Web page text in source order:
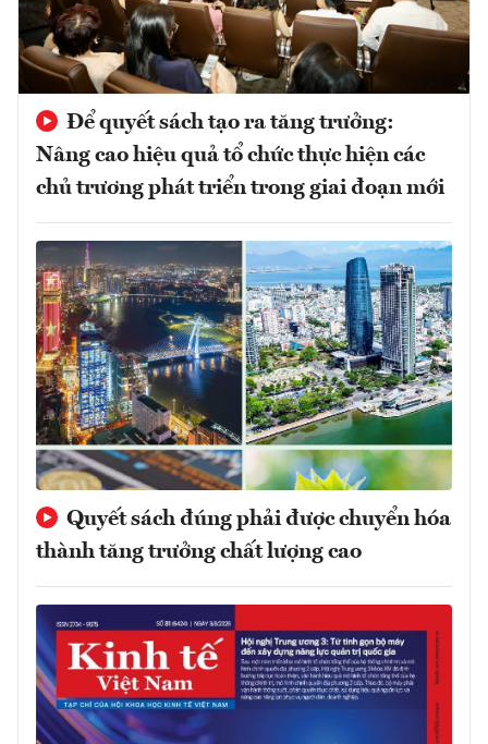
Để quyết sách tạo ra tăng trưởng:
Nâng cao hiệu quả tổ chức thực hiện các
chủ trương phát triển trong giai đoạn mới
Quyết sách đúng phải được chuyển hóa
thành tăng trưởng chất lượng cao